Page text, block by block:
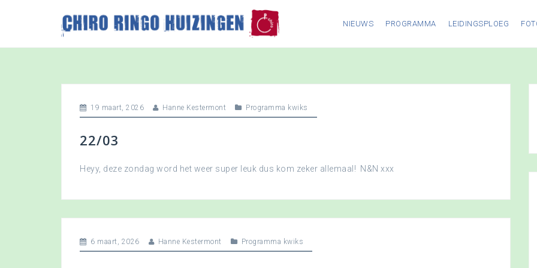
p
NIEUWS PROGRAMMA LEIDINGSPLOEG
19 maart, 2026 Hanne Kestermont Programma kwiks
22/03
Heyy, deze zondag word het weer super leuk dus kom zeker allemaal! N&N xxx
6 maart, 2026 Hanne Kestermont Programma kwiks